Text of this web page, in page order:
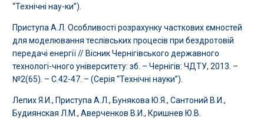
“Технічні нау-ки”).
Приступа А.Л. Особливості розрахунку часткових ємностей
для моделювання теслівських процесів при бездротовій
передачі енергії // Вісник Чернігівського державного
технологі-чного університету: зб. – Чернігів: ЧДТУ, 2013. –
№2(65). – С.42-47. – (Серія “Технічні науки”).
Лепих Я.И., Приступа А.Л., Бунякова Ю.Я., Сантоний В.И.,
Будиянская Л.М., Аверченков В.И., Кришнев Ю.В.